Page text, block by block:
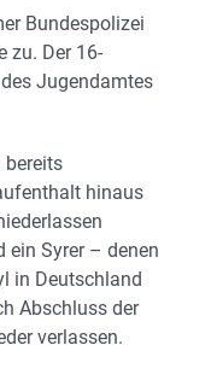
Bundespolizei
zu. Der 16-
Jugendamtes
bereits
hinaus
ein Syrer – denen
in Deutschland
Abschluss der
verlassen.